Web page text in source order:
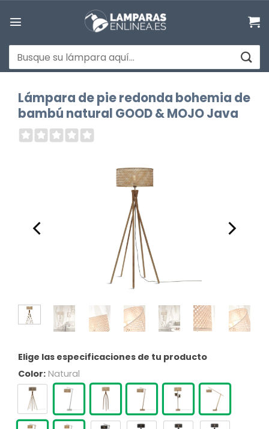
Buscar
por:
Lámpara de pie redonda bohemia de
bambú natural GOOD & MOJO Java
Elige las especificaciones de tu producto
Color: Natural